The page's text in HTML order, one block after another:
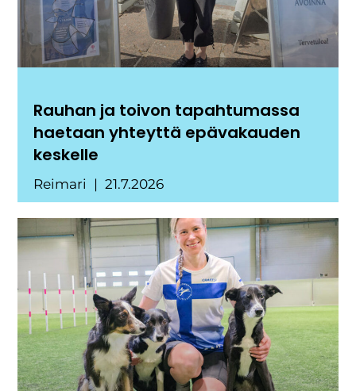
Rauhan ja toivon tapahtumassa
haetaan yhteyttä epävakauden
keskelle
Reimari 21.7.2026